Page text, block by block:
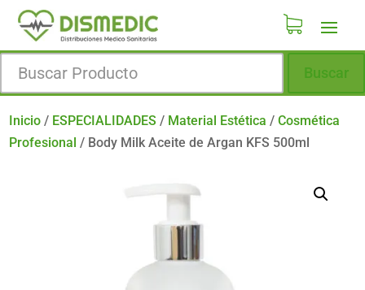
Buscar
Inicio / ESPECIALIDADES / Material Estética /Cosmética
Profesional / Body Milk Aceite de Argan KFS 500ml